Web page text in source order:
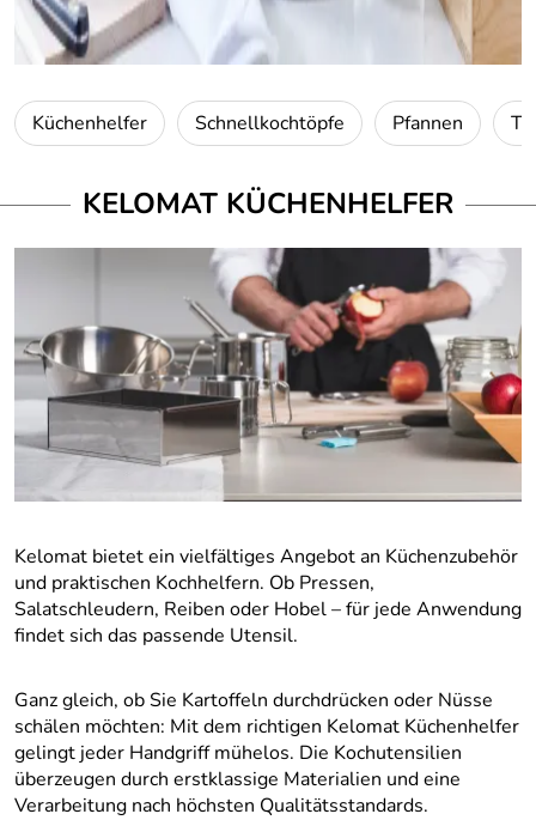
Küchenhelfer Schnellkochtöpfe Pfannen
KELOMAT KÜCHENHELFER
Kelomat bietet ein vielfältiges Angebot an Küchenzubehör
und praktischen Kochhelfern. Ob Pressen,
Salatschleudern, Reiben oder Hobel – für jede Anwendung
findet sich das passende Utensil.
Ganz gleich, ob Sie Kartoffeln durchdrücken oder Nüsse
schälen möchten: Mit dem richtigen Kelomat Küchenhelfer
gelingt jeder Handgriff mühelos. Die Kochutensilien
überzeugen durch erstklassige Materialien und eine
Verarbeitung nach höchsten Qualitätsstandards.